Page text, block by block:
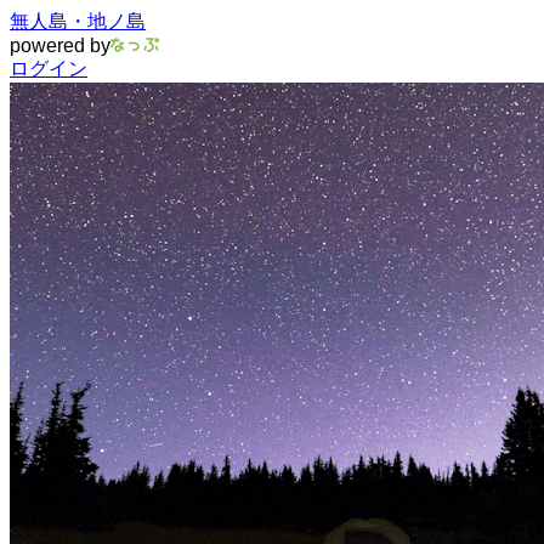
無人島・地ノ島
powered by
ログイン